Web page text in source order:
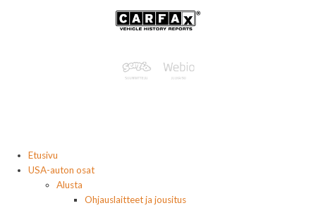
Etusivu
USA-auton osat
Alusta
Ohjauslaitteet ja jousitus